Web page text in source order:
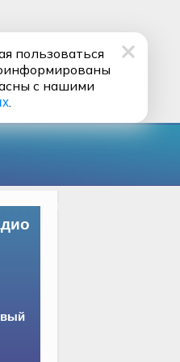
пользоваться
с нашими
.